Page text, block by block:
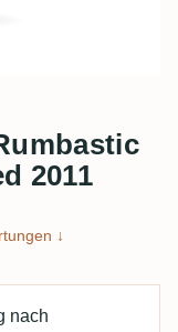
2011
↓
nach